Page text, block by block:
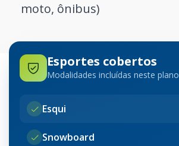
moto, ônibus)
Esportes cobertos
Modalidades incluídas neste plano
Esqui
Snowboard